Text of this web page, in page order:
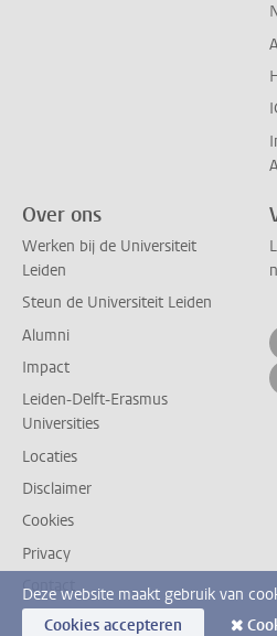
Over ons
Werken bij de Universiteit
Leiden
Steun de Universiteit Leiden
Alumni
Impact
Leiden-Delft-Erasmus
Universities
Locaties
Disclaimer
Cookies
Privacy
Contact
Deze website maakt gebruik van
Cookies accepteren